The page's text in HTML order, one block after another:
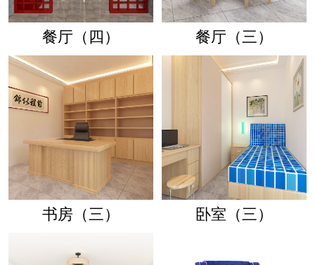
餐厅（四） 餐厅（三）
书房（三） 卧室（三）